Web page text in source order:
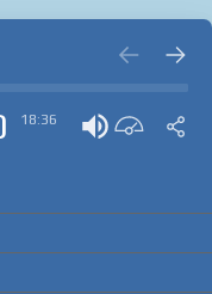
18:36